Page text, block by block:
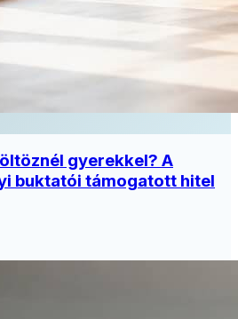
gyerekkel? A
buktatói támogatott hitel